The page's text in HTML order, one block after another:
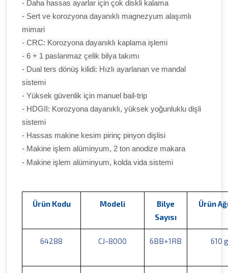
- Daha hassas ayarlar için çok diskli kalama
- Sert ve korozyona dayanıklı magnezyum alaşımlı
mimari
- CRC: Korozyona dayanıklı kaplama işlemi
- 6 + 1 paslanmaz çelik bilya takımı
- Dual ters dönüş kilidi: Hızlı ayarlanan ve mandal
sistemi
- Yüksek güvenlik için manuel bail-trip
- HDGII: Korozyona dayanıklı, yüksek yoğunluklu dişli
sistemi
- Hassas makine kesim pirinç pinyon dişlisi
- Makine işlem alüminyum, 2 ton anodize makara
- Makine işlem alüminyum, kolda vida sistemi
Ürün Kodu Modeli
Bilye
Sayısı
Ürün
64288 CJ-8000 6BB+1RB 610